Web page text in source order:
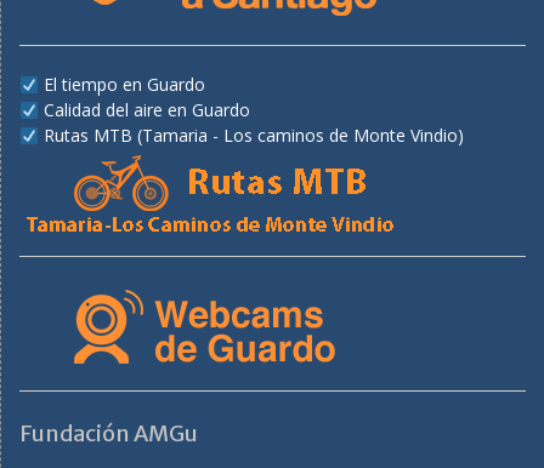
El tiempo en Guardo
Calidad del aire en Guardo
Rutas MTB (Tamaria - Los caminos de Monte Vindio)
Fundación AMGu